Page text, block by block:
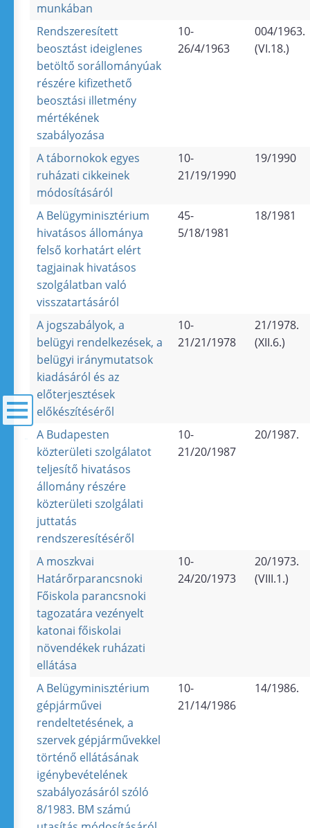
munkában
Rendszeresített
beosztást ideiglenes
betöltő sorállományúak
részére kifizethető
beosztási illetmény
mértékének
szabályozása
10-
26/4/1963
004/1963.
(VI.18.)
A tábornokok egyes
ruházati cikkeinek
módosításáról
10-
21/19/1990
19/1990
A Belügyminisztérium
hivatásos állománya
felső korhatárt elért
tagjainak hivatásos
szolgálatban való
visszatartásáról
45-
5/18/1981
18/1981
A jogszabályok, a
belügyi rendelkezések, a
belügyi iránymutatsok
kiadásáról és az
előterjesztések
előkészítéséről
10-
21/21/1978
21/1978.
(XII.6.)
A Budapesten
közterületi szolgálatot
teljesítő hivatásos
állomány részére
közterületi szolgálati
juttatás
rendszeresítéséről
10-
21/20/1987
20/1987.
A moszkvai
Határőrparancsnoki
Főiskola parancsnoki
tagozatára vezényelt
katonai főiskolai
növendékek ruházati
ellátása
10-
24/20/1973
20/1973.
(VIII.1.)
A Belügyminisztérium
gépjárművei
rendeltetésének, a
szervek gépjárművekkel
történő ellátásának
igénybevételének
szabályozásáról szóló
8/1983. BM számú
10-
21/14/1986
14/1986.